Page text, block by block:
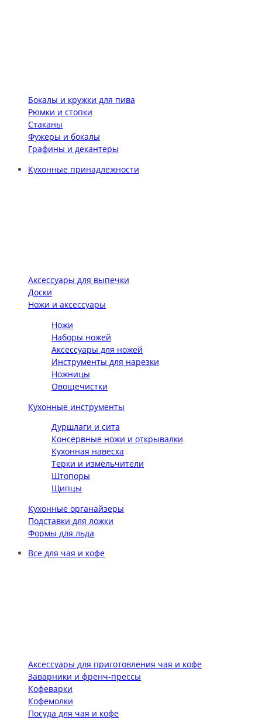
Бокалы и кружки для пива
Рюмки и стопки
Стаканы
Фужеры и бокалы
Графины и декантеры
Кухонные принадлежности
Аксессуары для выпечки
Доски
Ножи и аксессуары
Ножи
Наборы ножей
Аксессуары для ножей
Инструменты для нарезки
Ножницы
Овощечистки
Кухонные инструменты
Дуршлаги и сита
Консервные ножи и открывалки
Кухонная навеска
Терки и измельчители
Штопоры
Щипцы
Кухонные органайзеры
Подставки для ложки
Формы для льда
Все для чая и кофе
Аксессуары для приготовления чая и кофе
Заварники и френч-прессы
Кофеварки
Кофемолки
Посуда для чая и кофе